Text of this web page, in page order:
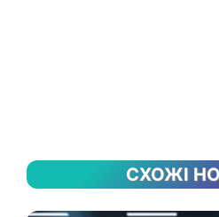
СХОЖІ